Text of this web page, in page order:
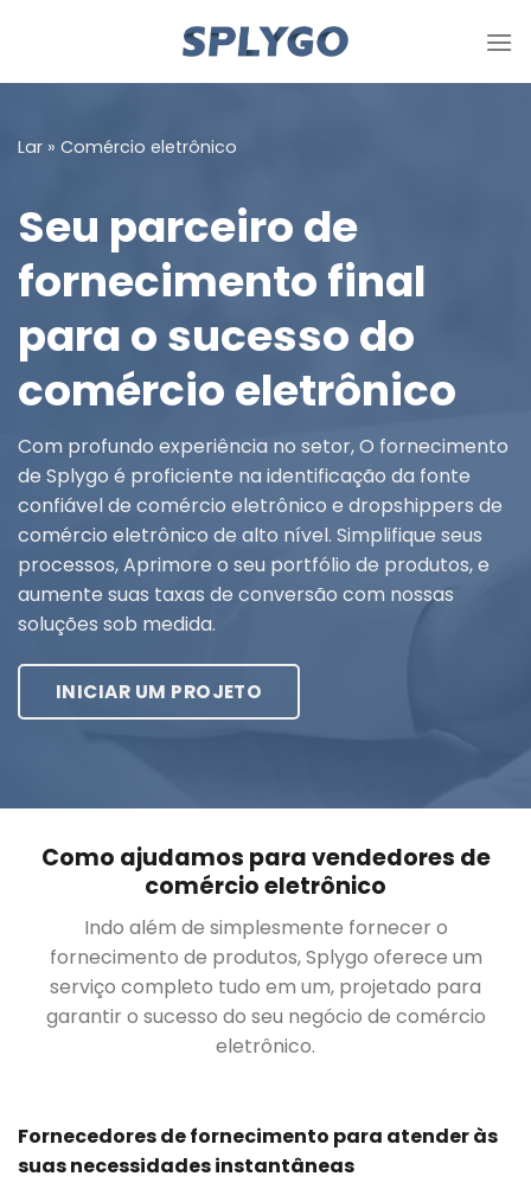
Lar » Comércio eletrônico
Seu parceiro de
fornecimento final
para o sucesso do
comércio eletrônico
Com profundo experiência no setor, O fornecimento
de Splygo é proficiente na identificação da fonte
confiável de comércio eletrônico e dropshippers de
comércio eletrônico de alto nível. Simplifique seus
processos, Aprimore o seu portfólio de produtos, e
aumente suas taxas de conversão com nossas
soluções sob medida.
INICIAR UM PROJETO
Como ajudamos para vendedores de
comércio eletrônico
Indo além de simplesmente fornecer o
fornecimento de produtos, Splygo oferece um
serviço completo tudo em um, projetado para
garantir o sucesso do seu negócio de comércio
eletrônico.
Fornecedores de fornecimento para atender às
suas necessidades instantâneas